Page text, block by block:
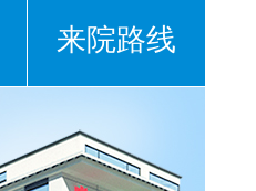
来院路线